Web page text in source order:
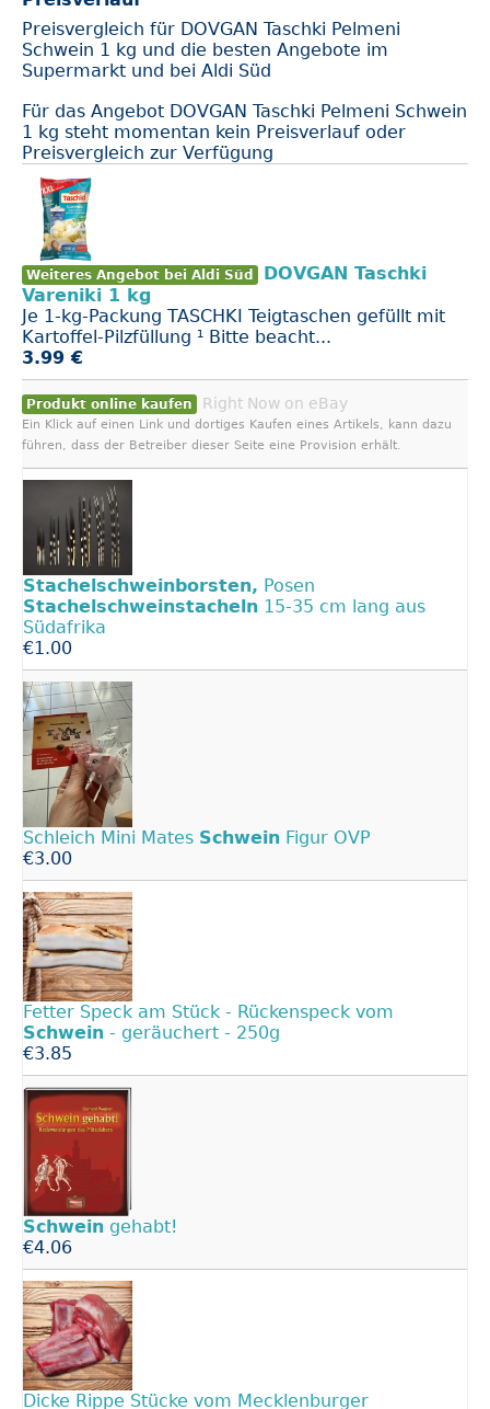
Preisvergleich für DOVGAN Taschki Pelmeni
Schwein 1 kg und die besten Angebote im
Supermarkt und bei Aldi Süd
Für das Angebot DOVGAN Taschki Pelmeni Schwein
1 kg steht momentan kein Preisverlauf oder
Preisvergleich zur Verfügung
Weiteres Angebot bei Aldi Süd
DOVGAN Taschki
Vareniki 1 kg
Je 1-kg-Packung TASCHKI Teigtaschen gefüllt mit
Kartoffel-Pilzfüllung ¹ Bitte beacht...
3.99 €
Produkt online kaufen Right Now on eBay
Ein Klick auf einen Link und dortiges Kaufen eines Artikels, kann dazu
führen, dass der Betreiber dieser Seite eine Provision erhält.
Stachelschweinborsten, Posen
Stachelschweinstacheln 15-35 cm lang aus
Südafrika
€1.00
Schleich Mini Mates Schwein Figur OVP
€3.00
Fetter Speck am Stück - Rückenspeck vom
Schwein - geräuchert - 250g
€3.85
Schwein gehabt!
€4.06
Dicke Rippe Stücke vom Mecklenburger